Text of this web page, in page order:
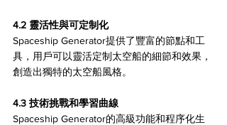
4.2 靈活性與可定制化
Spaceship Generator提供了豐富的節點和工
具，用戶可以靈活定制太空船的細節和效果，
創造出獨特的太空船風格。
4.3 技術挑戰和學習曲線
Spaceship Generator的高級功能和程序化生